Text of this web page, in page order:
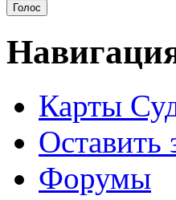
Карты
Оставить
Форумы